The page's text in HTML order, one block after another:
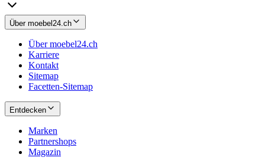
Über moebel24.ch
Über moebel24.ch
Karriere
Kontakt
Sitemap
Facetten-Sitemap
Entdecken
Marken
Partnershops
Magazin